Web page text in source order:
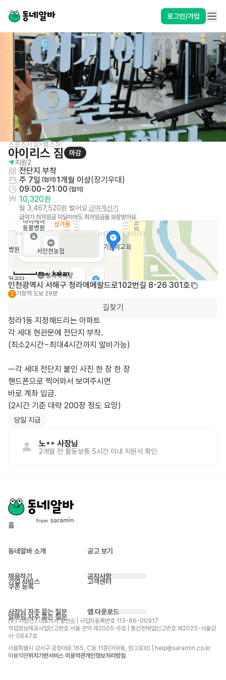
로그인/가입
스포츠시설>헬스장
아이리스 짐
마감
지원2
전단지 부착
주 7일 (협의) 1개월 이상(장기우대 )
09:00~21:00 (협의)
10,320원
월 3,467,520원 벌어요급여계산기
급여가 최저임금 미달이어도 최저임금을 보장받아요
50m
인천광역시 서해구 청라에메랄드로102번길 8-26 301호
2 가정역 도보 29분
길찾기
청라1동 지정해드리는 아파트
각 세대 현관문에 전단지 부착.
(최소2시간~최대4시간까지 알바가능)
ㅡ각 세대 전단지 붙인 사진 한 장 한 장
핸드폰으로 찍어와서 보여주시면
바로 계좌 입금.
(2시간 기준 대략 200장 정도 요망)
당일 지급
노** 사장님
2개월 전 활동보통 5시간 이내 지원서 확인
홈
동네알바 소개 공고 보기
채용하기
기업 서비스
쿠폰 등록
공지사항
고객센터
사장님 자주 묻는 질문
알바님 자주 묻는 질문
앱 다운로드
(주) 사람인 | 대표이사 황현순 | 사업자등록번호 113-86-00917
직업정보제공사업신고번호 서울 관악 제2005-6호 | 통신판매업신고번호 제2025-서울강
서-0847호
서울특별시 강서구 공항대로 165, C동 11층(마곡동, 원그로브) | help@saramin.co.kr
이용약관위치기반서비스 이용약관개인정보처리방침